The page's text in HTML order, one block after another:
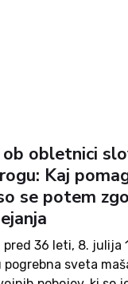
ob obletnici
Kaj
se potem
pred 36 leti, 8. julija
pogrebna sveta